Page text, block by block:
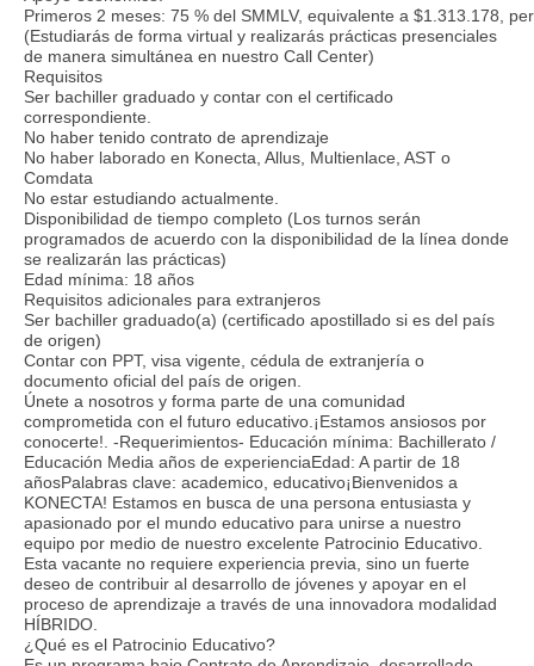
Primeros 2 meses: 75 % del SMMLV, equivalente a $1.313.178,
(Estudiarás de forma virtual y realizarás prácticas presenciales
de manera simultánea en nuestro Call Center)
Requisitos
Ser bachiller graduado y contar con el certificado
correspondiente.
No haber tenido contrato de aprendizaje
No haber laborado en Konecta, Allus, Multienlace, AST o
Comdata
No estar estudiando actualmente.
Disponibilidad de tiempo completo (Los turnos serán
programados de acuerdo con la disponibilidad de la línea donde
se realizarán las prácticas)
Edad mínima: 18 años
Requisitos adicionales para extranjeros
Ser bachiller graduado(a) (certificado apostillado si es del país
de origen)
Contar con PPT, visa vigente, cédula de extranjería o
documento oficial del país de origen.
Únete a nosotros y forma parte de una comunidad
comprometida con el futuro educativo.¡Estamos ansiosos por
conocerte!. -Requerimientos- Educación mínima: Bachillerato /
Educación Media años de experienciaEdad: A partir de 18
añosPalabras clave: academico, educativo¡Bienvenidos a
KONECTA! Estamos en busca de una persona entusiasta y
apasionado por el mundo educativo para unirse a nuestro
equipo por medio de nuestro excelente Patrocinio Educativo.
Esta vacante no requiere experiencia previa, sino un fuerte
deseo de contribuir al desarrollo de jóvenes y apoyar en el
proceso de aprendizaje a través de una innovadora modalidad
HÍBRIDO.
¿Qué es el Patrocinio Educativo?